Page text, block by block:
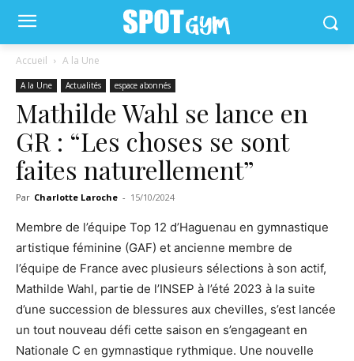
Accueil A la Une
A la Une Actualités espace abonnés
Mathilde Wahl se lance en
GR : “Les choses se sont
faites naturellement”
Par Charlotte Laroche - 15/10/2024
Membre de l’équipe Top 12 d’Haguenau en gymnastique
artistique féminine (GAF) et ancienne membre de
l’équipe de France avec plusieurs sélections à son actif,
Mathilde Wahl, partie de l’INSEP à l’été 2023 à la suite
d’une succession de blessures aux chevilles, s’est lancée
un tout nouveau défi cette saison en s’engageant en
Nationale C en gymnastique rythmique. Une nouvelle